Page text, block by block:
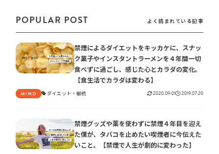
POPULAR POST よく読まれている記事
禁煙によるダイエットをキッカケに、スナッ
ク菓子やインスタントラーメンを４年間一切
食べずに過ごし、感じた心とカラダの変化。
【食生活でカラダは変わる】
MIND ダイエット 継続 2020.09.01 2019.07.20
禁煙グッズや薬を使わずに禁煙４年目を迎え
た僕が、タバコを止めたい喫煙者に今伝えた
いこと。【禁煙で人生が劇的に変わった】